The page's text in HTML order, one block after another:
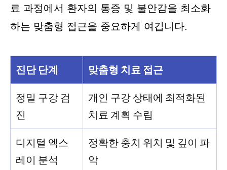
료 과정에서 환자의 통증 및 불안감을 최소화
하는 맞춤형 접근을 중요하게 여깁니다.
진단 단계 맞춤형 치료 접근
정밀 구강 검
진
개인 구강 상태에 최적화된
치료 계획 수립
디지털 엑스
레이 분석
정확한 충치 위치 및 깊이 파
악